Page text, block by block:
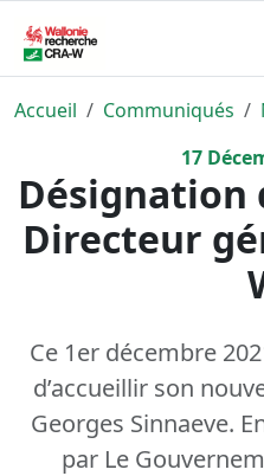
Accueil Communiqués
17
Désignation
Directeur
Ce 1er décembre
d’accueillir son
Georges Sinnaeve.
par Le